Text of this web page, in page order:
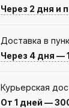
Через 2 дня и
Доставка в
Через 4 дня —
Курьерская
От 1 дней —